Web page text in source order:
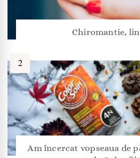
Chiromantie,
Am încercat vopseaua de